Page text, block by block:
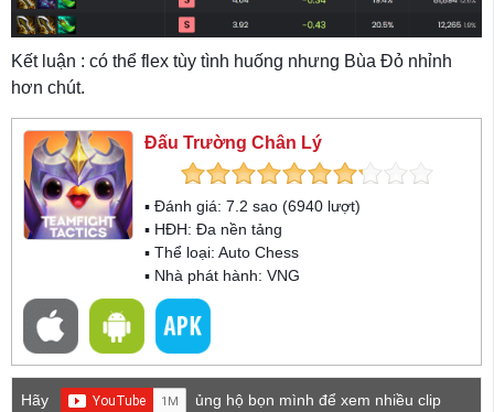
Kết luận : có thể flex tùy tình huống nhưng Bùa Đỏ nhỉnh
hơn chút.
Đấu Trường Chân Lý
▪ Đánh giá: 7.2 sao (6940 lượt)
▪ HĐH: Đa nền tảng
▪ Thể loại: Auto Chess
▪ Nhà phát hành: VNG
Hãy
ủng hộ bọn mình để xem nhiều clip